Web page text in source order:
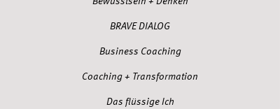
BRAVE DIALOG
Business Coaching
Coaching + Transformation
Das flüssige Ich